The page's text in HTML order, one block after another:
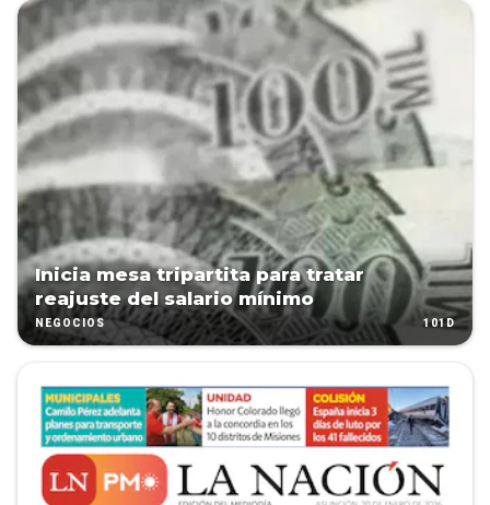
Inicia mesa tripartita para tratar
reajuste del salario mínimo
NEGOCIOS 101D